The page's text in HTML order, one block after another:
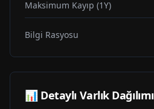
Maksimum Kayıp (1Y)
Bilgi Rasyosu
📊 Detaylı Varlık Dağılımı